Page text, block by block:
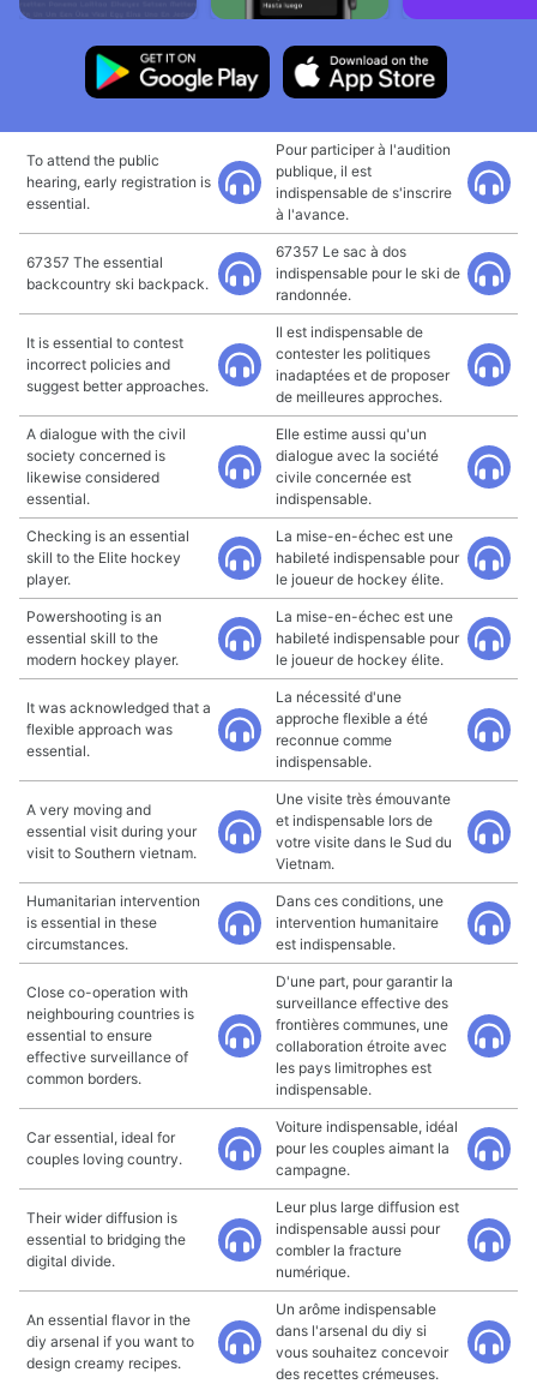
To attend the public
hearing, early registration is
essential.
Pour participer à l'audition
publique, il est
indispensable de s'inscrire
à l'avance.
67357 The essential
backcountry ski backpack.
67357 Le sac à dos
indispensable pour le ski de
randonnée.
It is essential to contest
incorrect policies and
suggest better approaches.
Il est indispensable de
contester les politiques
inadaptées et de proposer
de meilleures approches.
A dialogue with the civil
society concerned is
likewise considered
essential.
Elle estime aussi qu'un
dialogue avec la société
civile concernée est
indispensable.
Checking is an essential
skill to the Elite hockey
player.
La mise-en-échec est une
habileté indispensable pour
le joueur de hockey élite.
Powershooting is an
essential skill to the
modern hockey player.
La mise-en-échec est une
habileté indispensable pour
le joueur de hockey élite.
It was acknowledged that a
flexible approach was
essential.
La nécessité d'une
approche flexible a été
reconnue comme
indispensable.
A very moving and
essential visit during your
visit to Southern vietnam.
Une visite très émouvante
et indispensable lors de
votre visite dans le Sud du
Vietnam.
Humanitarian intervention
is essential in these
circumstances.
Dans ces conditions, une
intervention humanitaire
est indispensable.
Close co-operation with
neighbouring countries is
essential to ensure
effective surveillance of
common borders.
D'une part, pour garantir la
surveillance effective des
frontières communes, une
collaboration étroite avec
les pays limitrophes est
indispensable.
Car essential, ideal for
couples loving country.
Voiture indispensable, idéal
pour les couples aimant la
campagne.
Their wider diffusion is
essential to bridging the
digital divide.
Leur plus large diffusion est
indispensable aussi pour
combler la fracture
numérique.
An essential flavor in the
diy arsenal if you want to
design creamy recipes.
Un arôme indispensable
dans l'arsenal du diy si
vous souhaitez concevoir
des recettes crémeuses.